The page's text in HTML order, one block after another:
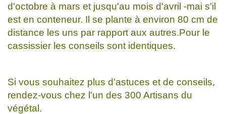
d'octobre à mars et jusqu'au mois d'avril -mai s'il
est en conteneur. Il se plante à environ 80 cm de
distance les uns par rapport aux autres.Pour le
cassissier les conseils sont identiques.
Si vous souhaitez plus d'astuces et de conseils,
rendez-vous chez l'un des 300 Artisans du
végétal.